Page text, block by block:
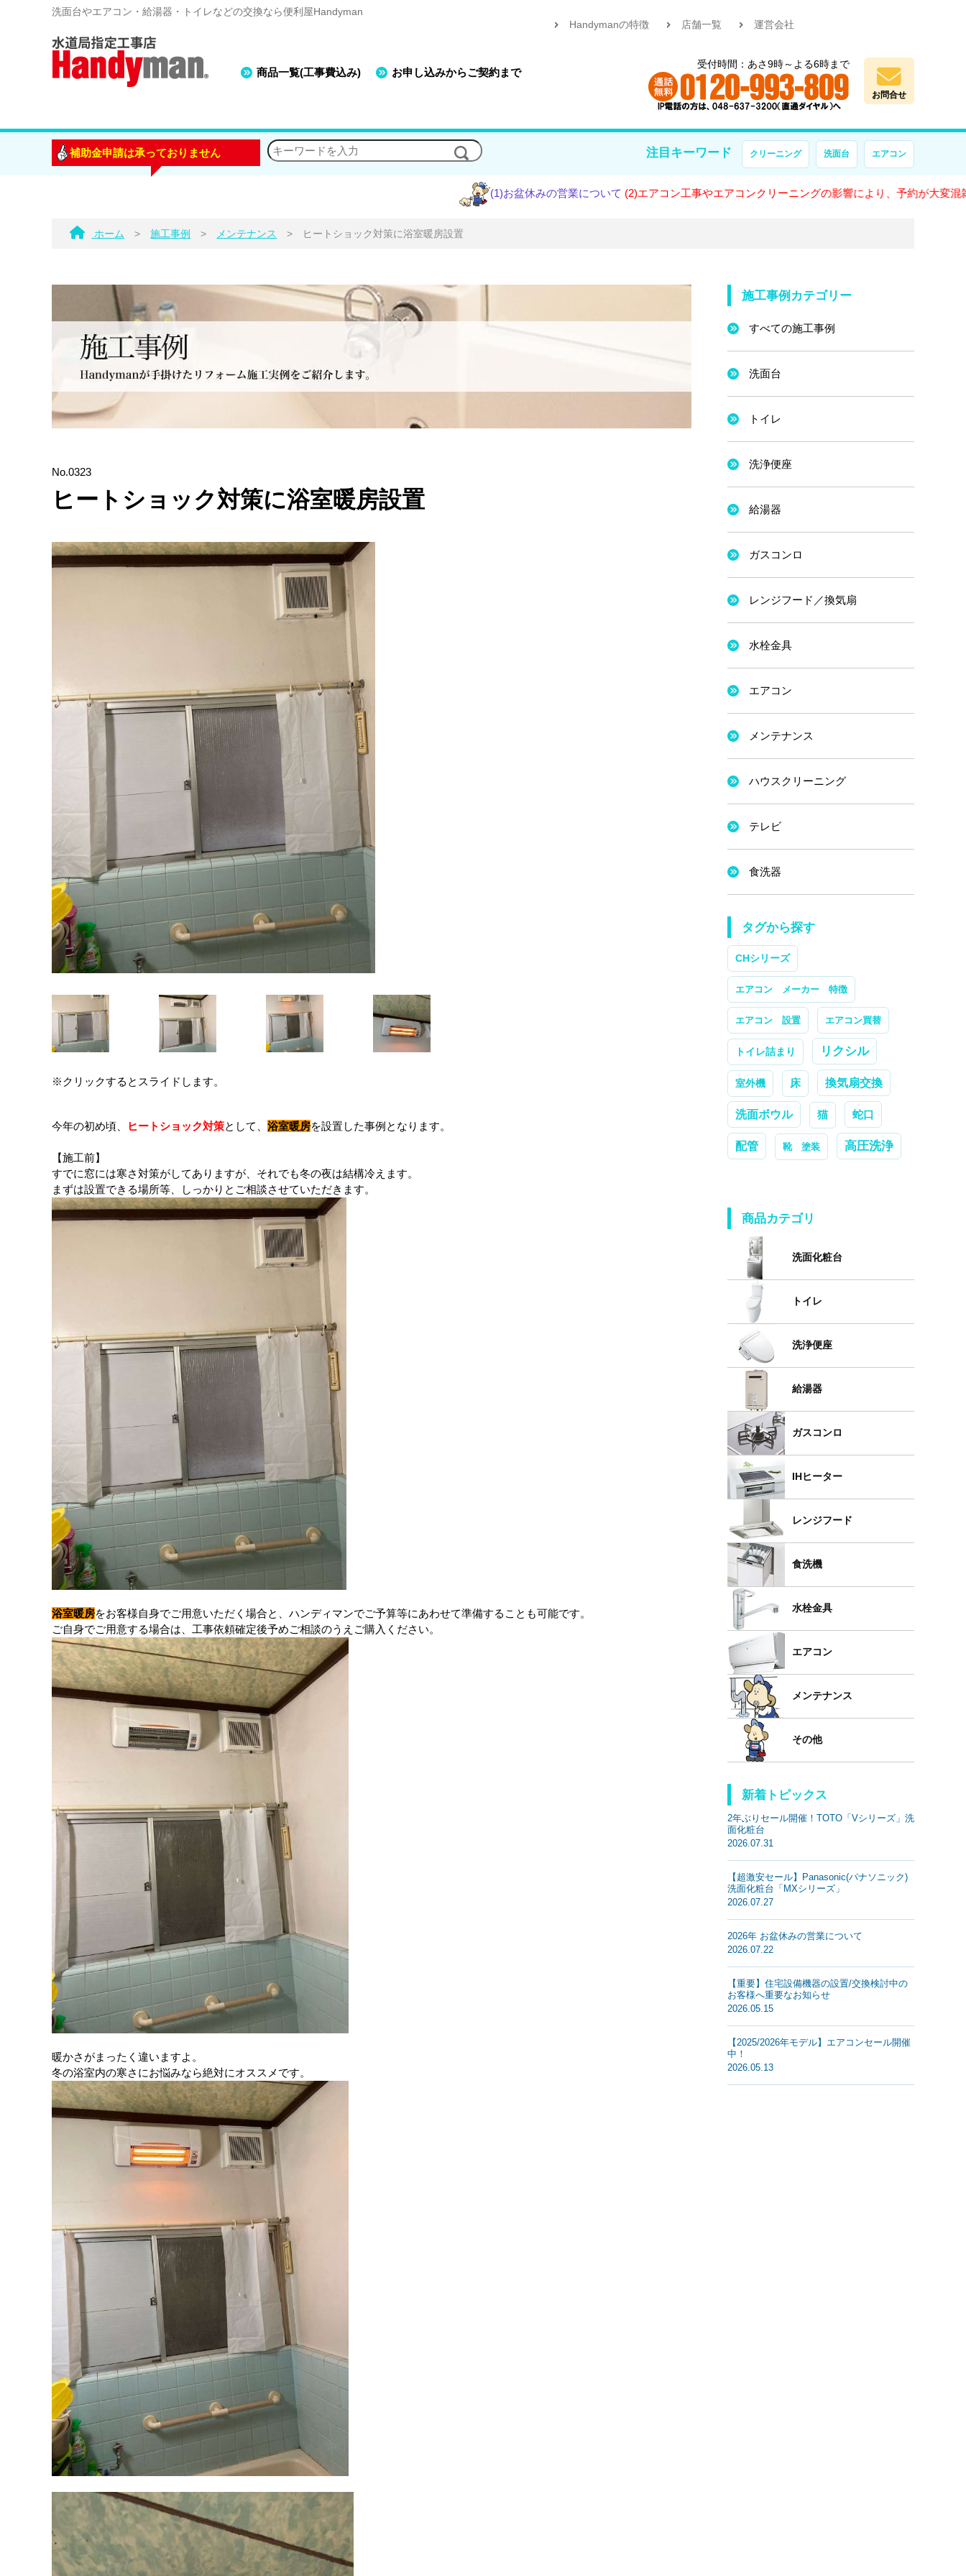
洗面台やエアコン・給湯器・トイレなどの交換なら便利屋Handyman
商品一覧(工事費込み) お申し込みからご契約まで
Handymanの特徴 店舗一覧 運営会社
受付時間：あさ9時～よる6時まで
お問合せ
補助金申請は承っておりません 注目キーワード クリーニング 洗面台 エアコン
(1)お盆休みの営業について(2)エアコン工事やエアコンクリーニングの影響により、予約が大変混雑しておりま
ホーム > 施工事例 > メンテナンス > ヒートショック対策に浴室暖房設置
No.0323
ヒートショック対策に浴室暖房設置
※クリックするとスライドします。
今年の初め頃、 ヒートショック対策として、 浴室暖房を設置した事例となります。
【施工前】
すでに窓には寒さ対策がしてありますが、それでも冬の夜は結構冷えます。
まずは設置できる場所等、しっかりとご相談させていただきます。
浴室暖房をお客様自身でご用意いただく場合と、ハンディマンでご予算等にあわせて準備することも可能です。
ご自身でご用意する場合は、工事依頼確定後予めご相談のうえご購入ください。
暖かさがまったく違いますよ。
冬の浴室内の寒さにお悩みなら絶対にオススメです。
施工事例カテゴリー
すべての施工事例
洗面台
トイレ
洗浄便座
給湯器
ガスコンロ
レンジフード／換気扇
水栓金具
エアコン
メンテナンス
ハウスクリーニング
テレビ
食洗器
タグから探す
CHシリーズ
エアコン メーカー 特徴
エアコン 設置 エアコン買替
トイレ詰まり リクシル
室外機 床 換気扇交換
洗面ボウル 猫 蛇口
配管 靴 塗装 高圧洗浄
商品カテゴリ
洗面化粧台
トイレ
洗浄便座
給湯器
ガスコンロ
IHヒーター
レンジフード
食洗機
水栓金具
エアコン
メンテナンス
その他
新着トピックス
2年ぶりセール開催！TOTO「Vシリーズ」洗
面化粧台
2026.07.31
【超激安セール】Panasonic(パナソニック)
洗面化粧台「MXシリーズ」
2026.07.27
2026年 お盆休みの営業について
2026.07.22
【重要】住宅設備機器の設置/交換検討中の
お客様へ重要なお知らせ
2026.05.15
【2025/2026年モデル】エアコンセール開催
中！
2026.05.13